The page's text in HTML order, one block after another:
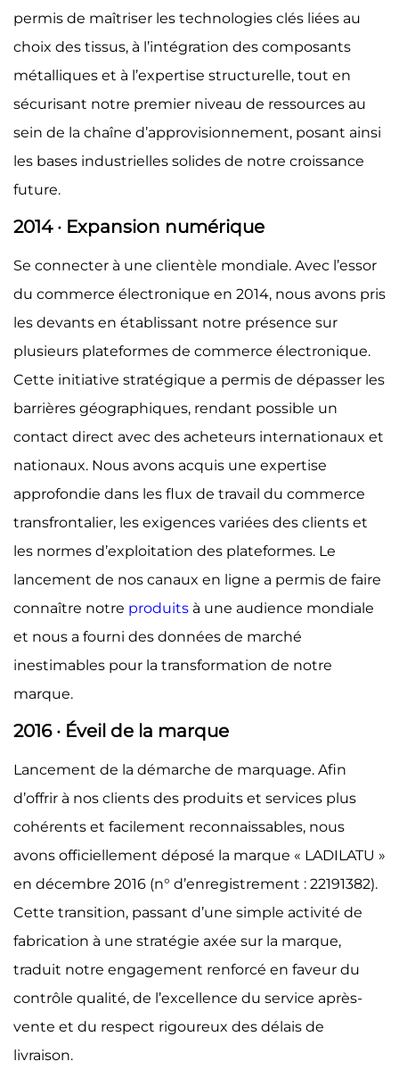
permis de maîtriser les technologies clés liées au
choix des tissus, à l’intégration des composants
métalliques et à l’expertise structurelle, tout en
sécurisant notre premier niveau de ressources au
sein de la chaîne d’approvisionnement, posant ainsi
les bases industrielles solides de notre croissance
future.
2014 · Expansion numérique
Se connecter à une clientèle mondiale. Avec l’essor
du commerce électronique en 2014, nous avons pris
les devants en établissant notre présence sur
plusieurs plateformes de commerce électronique.
Cette initiative stratégique a permis de dépasser les
barrières géographiques, rendant possible un
contact direct avec des acheteurs internationaux et
nationaux. Nous avons acquis une expertise
approfondie dans les flux de travail du commerce
transfrontalier, les exigences variées des clients et
les normes d’exploitation des plateformes. Le
lancement de nos canaux en ligne a permis de faire
connaître notre produits à une audience mondiale
et nous a fourni des données de marché
inestimables pour la transformation de notre
marque.
2016 · Éveil de la marque
Lancement de la démarche de marquage. Afin
d’offrir à nos clients des produits et services plus
cohérents et facilement reconnaissables, nous
avons officiellement déposé la marque « LADILATU »
en décembre 2016 (n° d’enregistrement : 22191382).
Cette transition, passant d’une simple activité de
fabrication à une stratégie axée sur la marque,
traduit notre engagement renforcé en faveur du
contrôle qualité, de l’excellence du service après-
vente et du respect rigoureux des délais de
livraison.